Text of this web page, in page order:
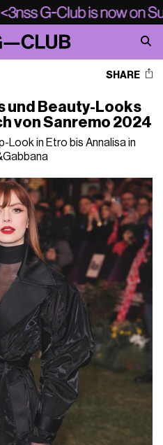
SHARE
und Beauty-Looks
von Sanremo 2024
Look in Etro bis Annalisa in